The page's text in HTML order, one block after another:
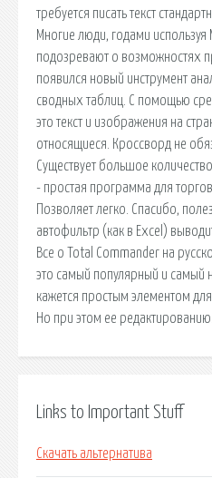
требуется писать текст
Многие люди, годами
подозревают о возможностях
появился новый инструмент
сводных таблиц. С помощью
это текст и изображения на
относящиеся. Кроссворд не
Существует большое
- простая программа для
Позволяет легко. Спасибо,
автофильтр (как в Excel)
Все о Total Commander на
это самый популярный и самый
кажется простым элементом
Но при этом ее редактированию.
Links to Important Stuff
Скачать альтернатива